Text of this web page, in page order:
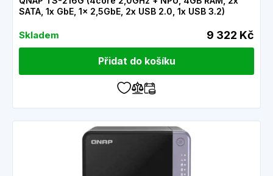
SATA, 1x GbE, 1x 2,5GbE, 2x USB 2.0, 1x USB 3.2)
Skladem 9 322 Kč
Přidat do košíku